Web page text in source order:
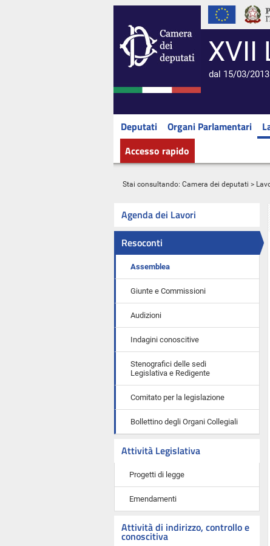
XVII
dal 15/03/
Deputati Organi Parlamentari
Accesso rapido
Stai consultando: Camera dei deputati >
Agenda dei Lavori
Resoconti
Assemblea
Giunte e Commissioni
Audizioni
Indagini conoscitive
Stenografici delle sedi
Legislativa e Redigente
Comitato per la legislazione
Bollettino degli Organi Collegiali
Attività Legislativa
Progetti di legge
Emendamenti
Attività di indirizzo, controllo e
conoscitiva